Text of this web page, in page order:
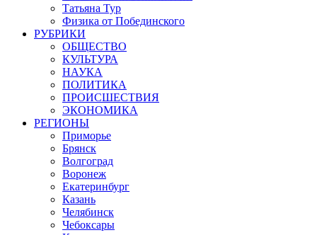
Татьяна Тур
Физика от Побединского
РУБРИКИ
ОБЩЕСТВО
КУЛЬТУРА
НАУКА
ПОЛИТИКА
ПРОИСШЕСТВИЯ
ЭКОНОМИКА
РЕГИОНЫ
Приморье
Брянск
Волгоград
Воронеж
Екатеринбург
Казань
Челябинск
Чебоксары